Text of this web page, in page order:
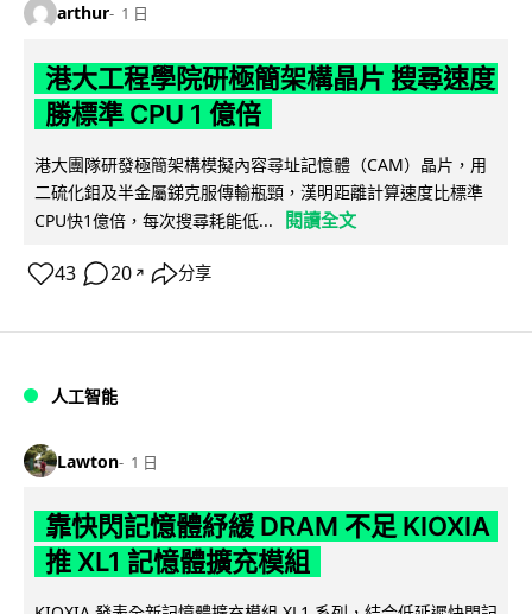
arthur 1 日
港大工程學院研極簡架構晶片 搜尋速度
勝標準 CPU 1 億倍
港大團隊研發極簡架構模擬內容尋址記憶體（CAM）晶片，用
二硫化鉬及半金屬銻克服傳輸瓶頸，漢明距離計算速度比標準
CPU快1億倍，每次搜尋耗能低...
閱讀全文
43 20 ↗ 分享
人工智能
Lawton 1 日
靠快閃記憶體紓緩 DRAM 不足 KIOXIA
推 XL1 記憶體擴充模組